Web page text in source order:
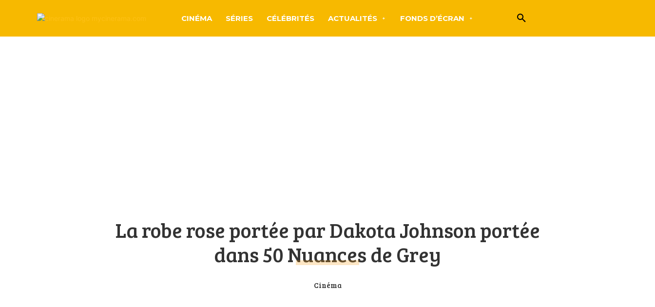
CINÉMA SÉRIES CÉLÉBRITÉS ACTUALITÉS FONDS D’ÉCRAN
La robe rose portée par Dakota Johnson portée
dans 50 Nuances de Grey
Cinéma